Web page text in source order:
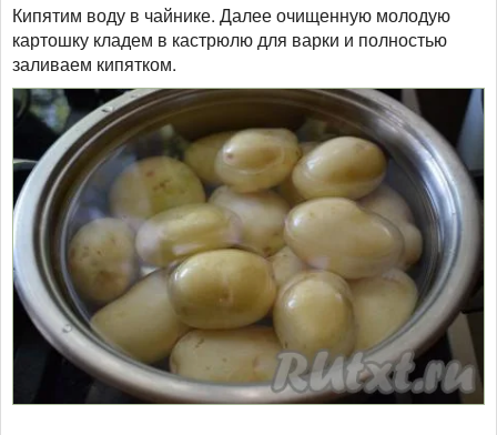
Кипятим воду в чайнике. Далее очищенную молодую
картошку кладем в кастрюлю для варки и полностью
заливаем кипятком.